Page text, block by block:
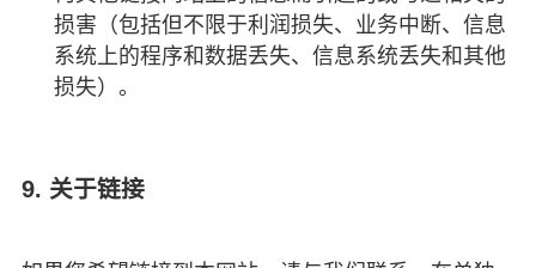
损害（包括但不限于利润损失、业务中断、信息
系统上的程序和数据丢失、信息系统丢失和其他
损失）。
9. 关于链接